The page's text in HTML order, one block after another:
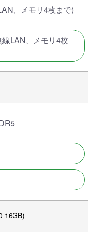
、メモリ4枚まで)
LAN、メモリ4枚
16GB)